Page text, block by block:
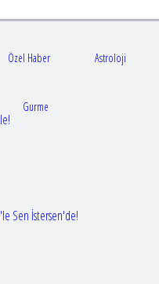
Sen İstersen'de!
Özel Haber Astroloji
Gurme